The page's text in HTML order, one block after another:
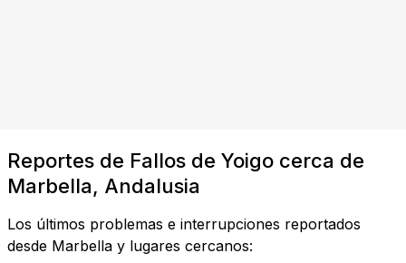
Reportes de Fallos de Yoigo cerca de
Marbella, Andalusia
Los últimos problemas e interrupciones reportados
desde Marbella y lugares cercanos: